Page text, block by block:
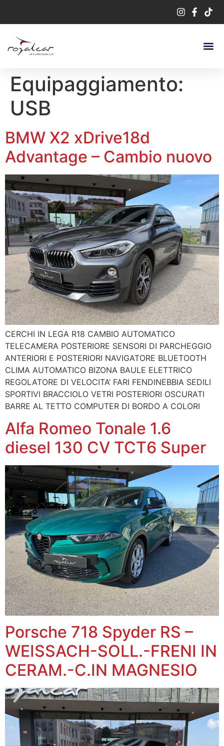
Equipaggiamento:
USB
BMW X2 xDrive18d
Advantage – Cambio nuovo
CERCHI IN LEGA R18 CAMBIO AUTOMATICO
TELECAMERA POSTERIORE SENSORI DI PARCHEGGIO
ANTERIORI E POSTERIORI NAVIGATORE BLUETOOTH
CLIMA AUTOMATICO BIZONA BAULE ELETTRICO
REGOLATORE DI VELOCITA’ FARI FENDINEBBIA SEDILI
SPORTIVI BRACCIOLO VETRI POSTERIORI OSCURATI
BARRE AL TETTO COMPUTER DI BORDO A COLORI
Alfa Romeo Tonale 1.6
diesel 130 CV TCT6 Super
Porsche 718 Spyder RS –
WEISSACH-SOLL.-FRENI IN
CERAM.-C.IN MAGNESIO